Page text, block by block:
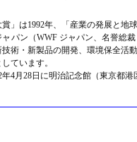
賞」は1992年、「産業の発展と
ャパン（WWF ジャパン、名誉総
術・新製品の開発、環境保全活
ています。
年4月28日に明治記念館（東京都港